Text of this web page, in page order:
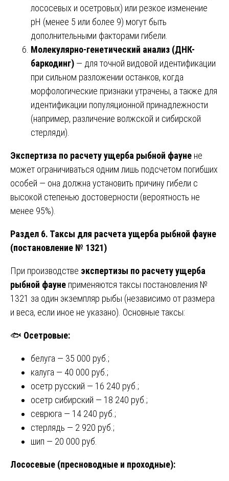
лососевых и осетровых) или резкое изменение
pH (менее 5 или более 9) могут быть
дополнительными факторами гибели.
Молекулярно-генетический анализ (ДНК-
баркодинг) — для точной видовой идентификации
при сильном разложении останков, когда
морфологические признаки утрачены, а также для
идентификации популяционной принадлежности
(например, различение волжской и сибирской
стерляди).
Экспертиза по расчету ущерба рыбной фауне не
может ограничиваться одним лишь подсчетом погибших
особей — она должна установить причину гибели с
высокой степенью достоверности (вероятность не
менее 95%).
Раздел 6. Таксы для расчета ущерба рыбной фауне
(постановление № 1321)
При производстве экспертизы по расчету ущерба
рыбной фауне применяются таксы постановления №
1321 за один экземпляр рыбы (независимо от размера
и веса, если иное не указано). Основные таксы:
🐟 Осетровые:
белуга — 35 000 руб.;
калуга — 40 000 руб.;
осетр русский — 16 240 руб.;
осетр сибирский — 18 240 руб.;
севрюга — 14 240 руб.;
стерлядь — 2 920 руб.;
шип — 20 000 руб.
Лососевые (пресноводные и проходные):